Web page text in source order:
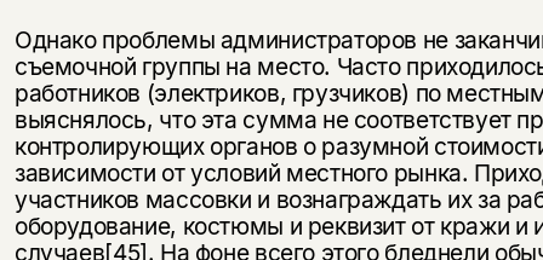
Однако проблемы администраторов не
съемочной группы на место. Часто
работников (электриков, грузчиков) по
выяснялось, что эта сумма не соответствует
контролирующих органов о разумной
зависимости от условий местного рынка.
участников массовки и вознаграждать их за
оборудование, костюмы и реквизит от кражи и
случаев[45]. На фоне всего этого бледнели